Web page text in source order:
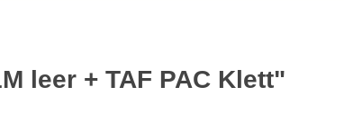
leer + TAF PAC Klett"